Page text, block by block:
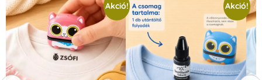
Akció! Akció!